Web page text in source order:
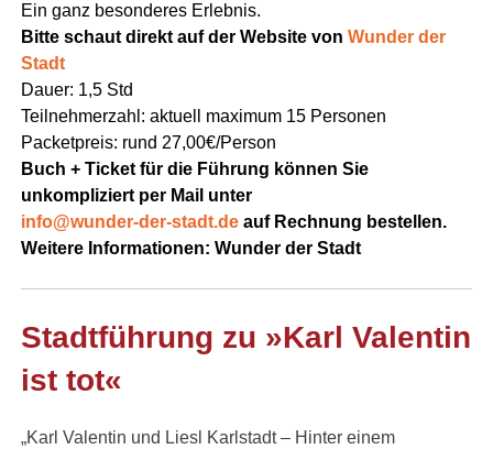
Ein ganz besonderes Erlebnis.
Bitte schaut direkt auf der Website vonWunder der
Stadt
Dauer: 1,5 Std
Teilnehmerzahl: aktuell maximum 15 Personen
Packetpreis: rund 27,00€/Person
Buch + Ticket für die Führung können Sie
unkompliziert per Mail unter
info@wunder-der-stadt.de auf Rechnung bestellen.
Weitere Informationen: Wunder der Stadt
Stadtführung zu »KarlValentin
ist tot«
„Karl Valentin und Liesl Karlstadt – Hinter einem